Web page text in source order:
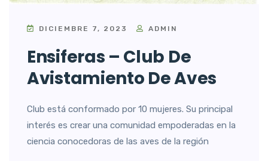
DICIEMBRE 7, 2023 ADMIN
Ensiferas – Club De
Avistamiento De Aves
Club está conformado por 10 mujeres. Su principal
interés es crear una comunidad empoderadas en la
ciencia conocedoras de las aves de la región